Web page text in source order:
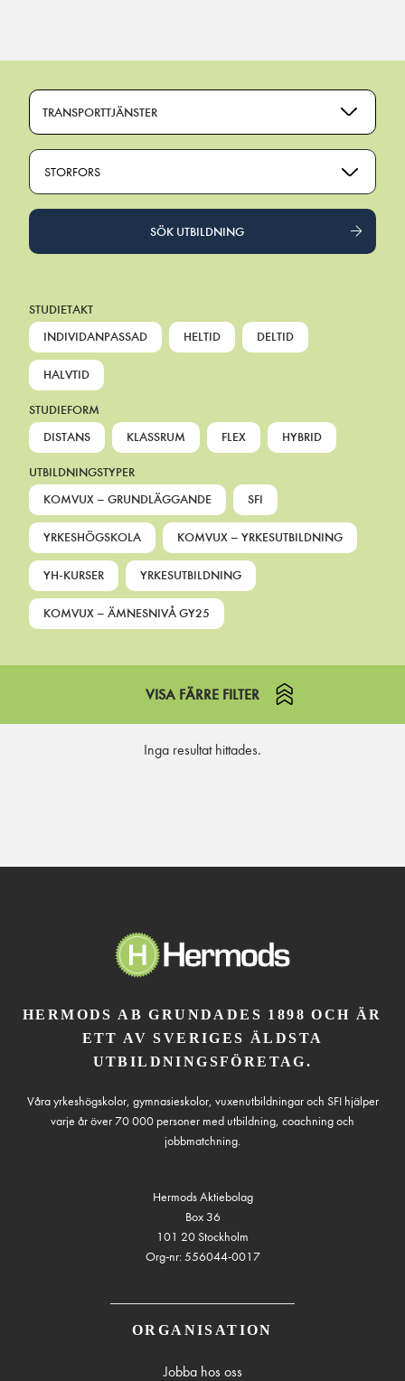
TRANSPORTTJÄNSTER
STORFORS
SÖK UTBILDNING
STUDIETAKT
INDIVIDANPASSAD
HELTID DELTID
HALVTID
STUDIEFORM
DISTANS
KLASSRUM FLEX HYBRID
UTBILDNINGSTYPER
KOMVUX – GRUNDLÄGGANDE
SFI
YRKESHÖGSKOLA KOMVUX – YRKESUTBILDNING
YH-KURSER YRKESUTBILDNING
KOMVUX – ÄMNESNIVÅ GY25
VISA FÄRRE FILTER
Inga resultat hittades.
HERMODS AB GRUNDADES 1898 OCH ÄR
ETT AV SVERIGES ÄLDSTA
UTBILDNINGSFÖRETAG.
Våra yrkeshögskolor, gymnasieskolor, vuxenutbildningar och SFI hjälper
varje år över 70 000 personer med utbildning, coachning och
jobbmatchning.
Hermods Aktiebolag
Box 36
101 20 Stockholm
Org-nr: 556044-0017
ORGANISATION
Jobba hos oss